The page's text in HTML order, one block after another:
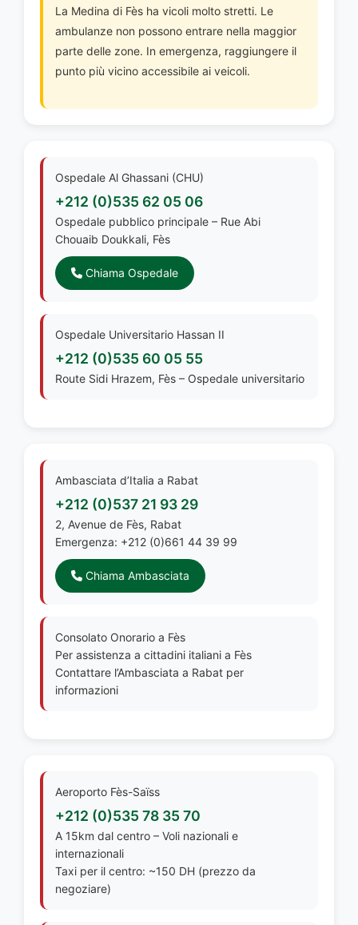
La Medina di Fès ha vicoli molto stretti. Le
ambulanze non possono entrare nella maggior
parte delle zone. In emergenza, raggiungere il
punto più vicino accessibile ai veicoli.
Ospedale Al Ghassani (CHU)
+212 (0)535 62 05 06
Ospedale pubblico principale – Rue Abi
Chouaib Doukkali, Fès
Chiama Ospedale
Ospedale Universitario Hassan II
+212 (0)535 60 05 55
Route Sidi Hrazem, Fès – Ospedale universitario
Ambasciata d’Italia a Rabat
+212 (0)537 21 93 29
2, Avenue de Fès, Rabat
Emergenza: +212 (0)661 44 39 99
Chiama Ambasciata
Consolato Onorario a Fès
Per assistenza a cittadini italiani a Fès
Contattare l’Ambasciata a Rabat per
informazioni
Aeroporto Fès-Saïss
+212 (0)535 78 35 70
A 15km dal centro – Voli nazionali e
internazionali
Taxi per il centro: ~150 DH (prezzo da
negoziare)